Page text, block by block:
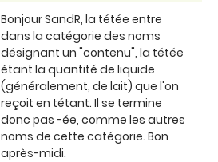
Bonjour SandR, la tétée entre
dans la catégorie des noms
désignant un "contenu", la tétée
étant la quantité de liquide
(généralement, de lait) que l'on
reçoit en tétant. Il se termine
donc pas -ée, comme les autres
noms de cette catégorie. Bon
après-midi.